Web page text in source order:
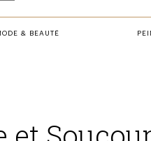
& BEAUTÉ